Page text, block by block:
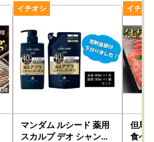
マンダム ルシード 薬用
スカルプ デオ シャンプ
但馬
食べ